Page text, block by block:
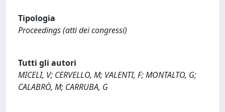
Tipologia
Proceedings (atti dei congressi)
Tutti gli autori
MICELI, V; CERVELLO, M; VALENTI, F; MONTALTO, G;
CALABRÒ, M; CARRUBA, G